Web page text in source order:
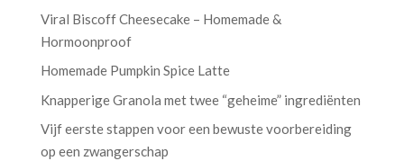
Viral Biscoff Cheesecake – Homemade &
Hormoonproof
Homemade Pumpkin Spice Latte
Knapperige Granola met twee “geheime” ingrediënten
Vijf eerste stappen voor een bewuste voorbereiding
op een zwangerschap